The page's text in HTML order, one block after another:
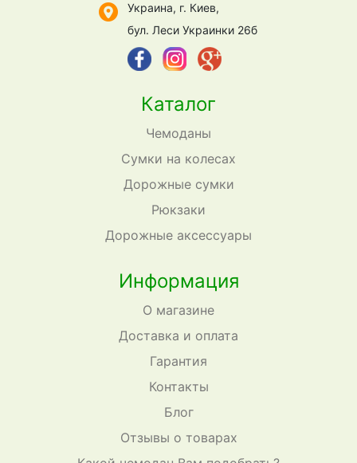
Каталог
Чемоданы
Сумки на колесах
Дорожные сумки
Рюкзаки
Дорожные аксессуары
Информация
О магазине
Доставка и оплата
Гарантия
Контакты
Блог
Отзывы о товарах
Украина, г. Киев,
бул. Леси Украинки 26б